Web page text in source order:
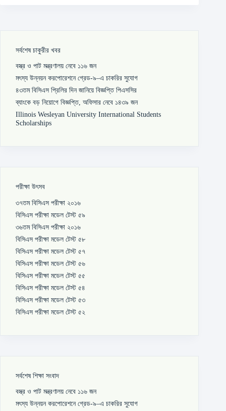
সর্বশেষ চাকুরীর খবর
বস্ত্র ও পাট মন্ত্রণালয় নেবে ১১৬ জন
মৎস্য উন্নয়ন করপোরেশনে গ্রেড-৯–এ চাকরির সুযোগ
৪৩তম বিসিএস প্রিলির দিন জানিয়ে বিজ্ঞপ্তি পিএসসির
ব্যাংকে বড় নিয়োগে বিজ্ঞপ্তি, অফিসার নেবে ১৪৩৯ জন
Illinois Wesleyan University International Students
Scholarships
পরীক্ষা উৎসব
৩৭তম বিসিএস পরীক্ষা ২০১৬
বিসিএস পরীক্ষা মডেল টেস্ট ৫৯
৩৬তম বিসিএস পরীক্ষা ২০১৬
বিসিএস পরীক্ষা মডেল টেস্ট ৫৮
বিসিএস পরীক্ষা মডেল টেস্ট ৫৭
বিসিএস পরীক্ষা মডেল টেস্ট ৫৬
বিসিএস পরীক্ষা মডেল টেস্ট ৫৫
বিসিএস পরীক্ষা মডেল টেস্ট ৫৪
বিসিএস পরীক্ষা মডেল টেস্ট ৫৩
বিসিএস পরীক্ষা মডেল টেস্ট ৫২
সর্বশেষ শিক্ষা সংবাদ
বস্ত্র ও পাট মন্ত্রণালয় নেবে ১১৬ জন
মৎস্য উন্নয়ন করপোরেশনে গ্রেড-৯–এ চাকরির সুযোগ